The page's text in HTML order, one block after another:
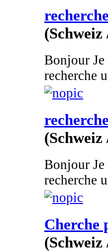
(Schweiz
Bonjour Je
recherche
(Schweiz
Bonjour Je
recherche
Cherche